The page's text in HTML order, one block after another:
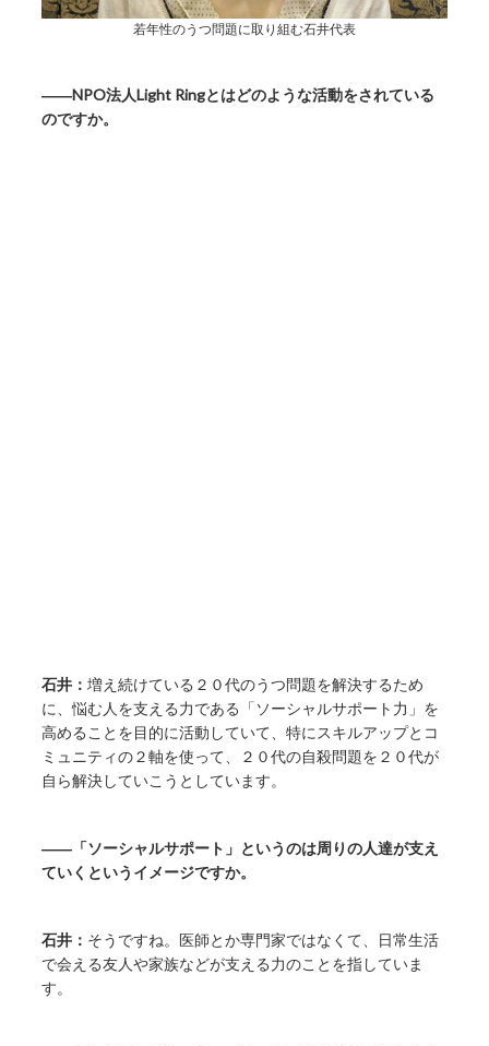
若年性のうつ問題に取り組む石井代表
――NPO法人Light Ringとはどのような活動をされている
のですか。
石井：増え続けている２０代のうつ問題を解決するため
に、悩む人を支える力である「ソーシャルサポート力」を
高めることを目的に活動していて、特にスキルアップとコ
ミュニティの２軸を使って、２０代の自殺問題を２０代が
自ら解決していこうとしています。
――「ソーシャルサポート」というのは周りの人達が支え
ていくというイメージですか。
石井： そうですね。医師とか専門家ではなくて、日常生活
で会える友人や家族などが支える力のことを指していま
す。